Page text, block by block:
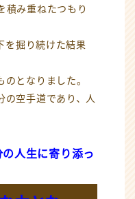
積み重ねたつもり
を掘り続けた結果
となりました。
の空手道であり、人
人生に寄り添っ